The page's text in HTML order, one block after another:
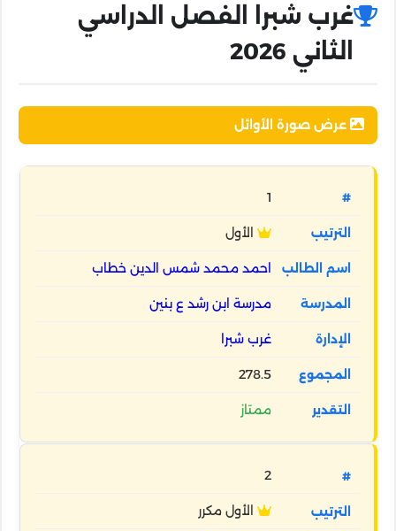
غرب شبرا الفصل الدراسي
الثاني 2026
عرض صورة الأوائل
1
الأول
احمد محمد شمس الدين خطاب
مدرسة ابن رشد ع بنين
غرب شبرا
278.5
ممتاز
2
الأول مكرر